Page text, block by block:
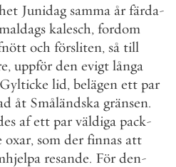
Junidag samma år färda-
kalesch, fordom
och försliten, så till
, uppför den evigt långa
Gylticke lid, belägen ett par
åt Småländska gränsen.
af ett par väldiga pack-
oxar, som der finnas att
resande. För den-